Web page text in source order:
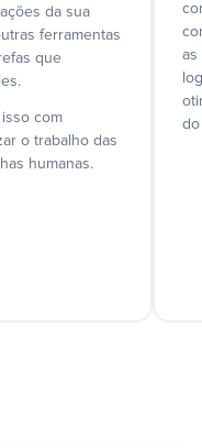
da sua
ferramentas
que
com
o trabalho das
humanas.
as
do